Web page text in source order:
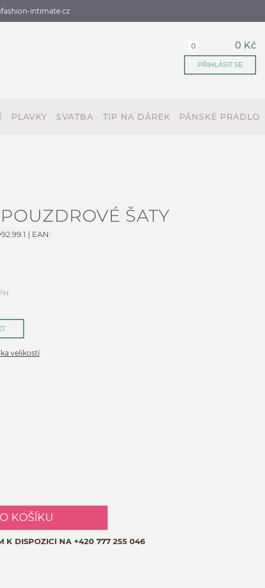
intimate.cz
0 0 Kč
PŘIHLÁSIT SE
PLAVKY SVATBA TIP NA DÁREK PÁNSKÉ PRÁDLO
ŠATY
| EAN:
velikostí
KOŠÍKU
K DISPOZICI NA +420 777 255 046